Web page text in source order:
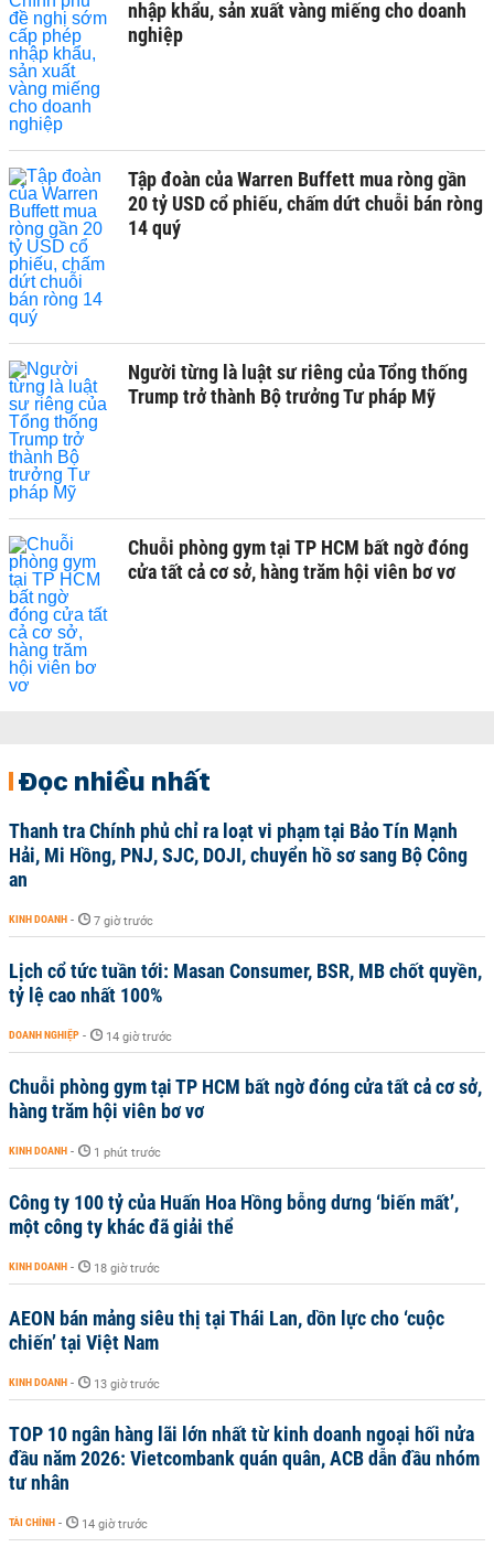
nhập khẩu, sản xuất vàng miếng cho doanh
nghiệp
Tập đoàn của Warren Buffett mua ròng gần
20 tỷ USD cổ phiếu, chấm dứt chuỗi bán ròng
14 quý
Người từng là luật sư riêng của Tổng thống
Trump trở thành Bộ trưởng Tư pháp Mỹ
Chuỗi phòng gym tại TP HCM bất ngờ đóng
cửa tất cả cơ sở, hàng trăm hội viên bơ vơ
Đọc nhiều nhất
Thanh tra Chính phủ chỉ ra loạt vi phạm tại Bảo Tín Mạnh
Hải, Mi Hồng, PNJ, SJC, DOJI, chuyển hồ sơ sang Bộ Công
an
KINH DOANH - 7 giờ trước
Lịch cổ tức tuần tới: Masan Consumer, BSR, MB chốt quyền,
tỷ lệ cao nhất 100%
DOANH NGHIỆP - 14 giờ trước
Chuỗi phòng gym tại TP HCM bất ngờ đóng cửa tất cả cơ sở,
hàng trăm hội viên bơ vơ
KINH DOANH - 1 phút trước
Công ty 100 tỷ của Huấn Hoa Hồng bỗng dưng ‘biến mất’,
một công ty khác đã giải thể
KINH DOANH - 18 giờ trước
AEON bán mảng siêu thị tại Thái Lan, dồn lực cho ‘cuộc
chiến’ tại Việt Nam
KINH DOANH - 13 giờ trước
TOP 10 ngân hàng lãi lớn nhất từ kinh doanh ngoại hối nửa
đầu năm 2026: Vietcombank quán quân, ACB dẫn đầu nhóm
tư nhân
TÀI CHÍNH - 14 giờ trước